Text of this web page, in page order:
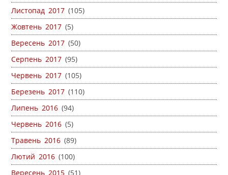
Листопад 2017 (105)
Жовтень 2017 (5)
Вересень 2017 (50)
Серпень 2017 (95)
Червень 2017 (105)
Березень 2017 (110)
Липень 2016 (94)
Червень 2016 (5)
Травень 2016 (89)
Лютий 2016 (100)
Вересень 2015 (51)